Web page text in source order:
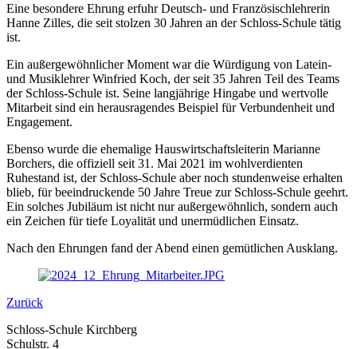
Eine besondere Ehrung erfuhr Deutsch- und Französischlehrerin
Hanne Zilles, die seit stolzen 30 Jahren an der Schloss-Schule tätig
ist.
Ein außergewöhnlicher Moment war die Würdigung von Latein-
und Musiklehrer Winfried Koch, der seit 35 Jahren Teil des Teams
der Schloss-Schule ist. Seine langjährige Hingabe und wertvolle
Mitarbeit sind ein herausragendes Beispiel für Verbundenheit und
Engagement.
Ebenso wurde die ehemalige Hauswirtschaftsleiterin Marianne
Borchers, die offiziell seit 31. Mai 2021 im wohlverdienten
Ruhestand ist, der Schloss-Schule aber noch stundenweise erhalten
blieb, für beeindruckende 50 Jahre Treue zur Schloss-Schule geehrt.
Ein solches Jubiläum ist nicht nur außergewöhnlich, sondern auch
ein Zeichen für tiefe Loyalität und unermüdlichen Einsatz.
Nach den Ehrungen fand der Abend einen gemütlichen Ausklang.
Zurück
Schloss-Schule Kirchberg
Schulstr. 4